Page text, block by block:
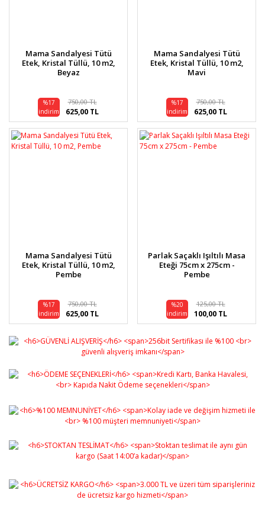
Mama Sandalyesi Tütü
Etek, Kristal Tüllü, 10 m2,
Beyaz
%17
indirim
750,00 TL
625,00 TL
Mama Sandalyesi Tütü
Etek, Kristal Tüllü, 10 m2,
Mavi
%17
indirim
750,00 TL
625,00 TL
Mama Sandalyesi Tütü
Etek, Kristal Tüllü, 10 m2,
Pembe
%17
indirim
750,00 TL
625,00 TL
Parlak Saçaklı Işıltılı Masa
Eteği 75cm x 275cm -
Pembe
%20
indirim
125,00 TL
100,00 TL